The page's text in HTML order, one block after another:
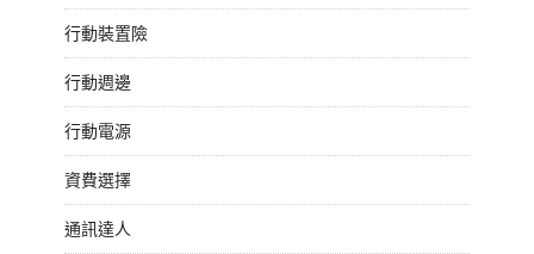
行動裝置險
行動週邊
行動電源
資費選擇
通訊達人